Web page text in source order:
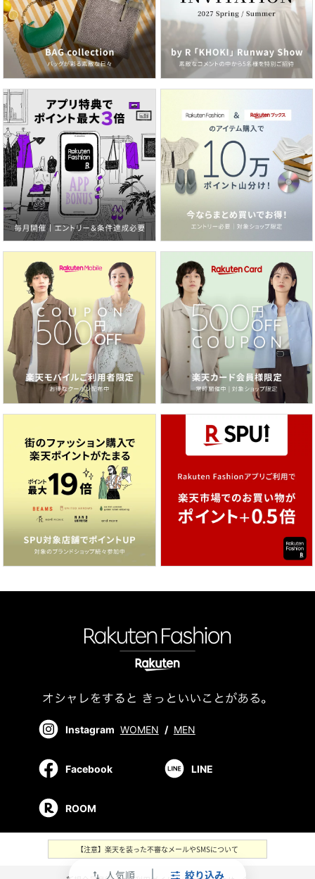
swap_vert 人気順 絞り込み
Instagram WOMEN / MEN
Facebook LINE
ROOM
【注意】楽天を装った不審なメールやSMSについて